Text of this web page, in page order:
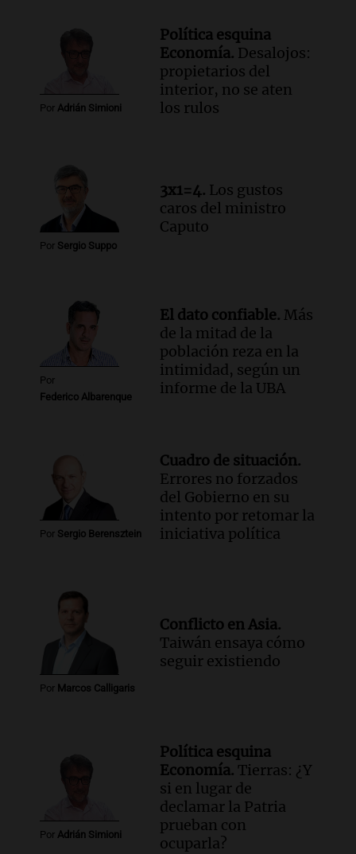
Audio.
Chile planteó mejorar la
conectividad fronteriza, aérea y digital
Panorama Federal
proteínas
Una mañana para todos
Episodios
Audio.Investigan un asalto millonario a
la cooperativa Talamochita en Villa
Episodios
Por Adrián Simioni
Política esquina
Economía. Desalojos:
propietarios del
interior, no se aten
los rulos
Por Sergio Suppo
3x1=4. Los gustos
caros del ministro
Caputo
Por
Federico Albarenque
El dato confiable. Más
de la mitad de la
población reza en la
intimidad, según un
informe de la UBA
Por Sergio Berensztein
Cuadro de situación.
Errores no forzados
del Gobierno en su
intento por retomar la
iniciativa política
Por Marcos Calligaris
Conflicto en Asia.
Taiwán ensaya cómo
seguir existiendo
Por Adrián Simioni
Política esquina
Economía. Tierras: ¿Y
si en lugar de
declamar la Patria
prueban con
ocuparla?